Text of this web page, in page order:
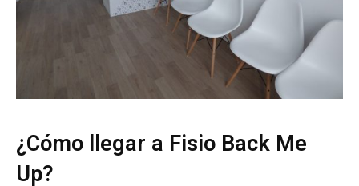
¿Cómo llegar a Fisio Back Me
Up?